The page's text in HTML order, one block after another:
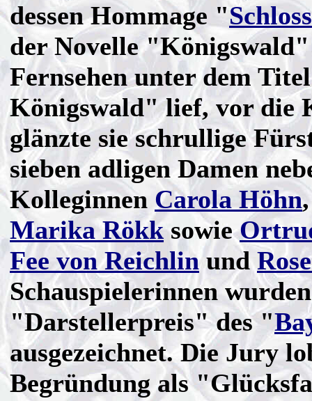
dessen Hommage "
der Novelle
Fernsehen unter dem
Königswald" lief, vor die
glänzte sieschrullige
sieben adligen Damen
Kolleginnen Carola Höhn
Marika Rökksowie
Fee von Reichlinund
Schauspielerinnen
"Darstellerpreis" des "
ausgezeichnet. Die Jury
Begründung als